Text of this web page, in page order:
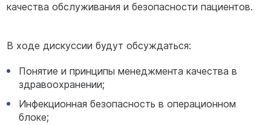
качества обслуживания и безопасности пациентов.
В ходе дискуссии будут обсуждаться:
Понятие и принципы менеджмента качества в
здравоохранении;
Инфекционная безопасность в операционном
блоке;